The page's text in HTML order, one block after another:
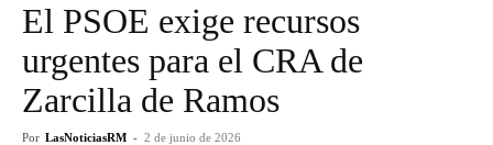
El PSOE exige recursos
urgentes para el CRA de
Zarcilla de Ramos
Por LasNoticiasRM - 2 de junio de 2026